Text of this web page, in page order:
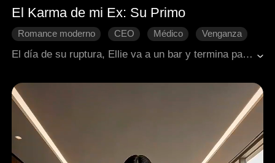
El Karma de mi Ex: Su Primo
Romance moderno CEO Médico
Venganza
Desarrollo de personaje
El día de su ruptura, Ellie va a un bar y termina pasando la noche con Landon, el primo de su ex. Él es un heredero intocable y la única persona a la que su ex le teme. ¡La venganza perfecta!